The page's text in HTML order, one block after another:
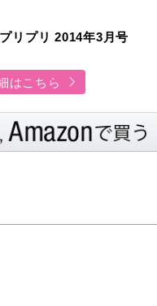
リプリ 2014年3月号
はこちら